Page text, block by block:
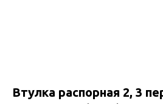
Втулка распорная 2, 3